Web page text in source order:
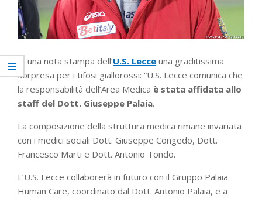
In una nota stampa dell’U.S. Lecce una graditissima
sorpresa per i tifosi giallorossi: “U.S. Lecce comunica che
la responsabilità dell’Area Medica è stata affidata allo
staff del Dott. Giuseppe Palaia.
La composizione della struttura medica rimane invariata
con i medici sociali Dott. Giuseppe Congedo, Dott.
Francesco Marti e Dott. Antonio Tondo.
L’U.S. Lecce collaborerà in futuro con il Gruppo Palaia
Human Care, coordinato dal Dott. Antonio Palaia, e a